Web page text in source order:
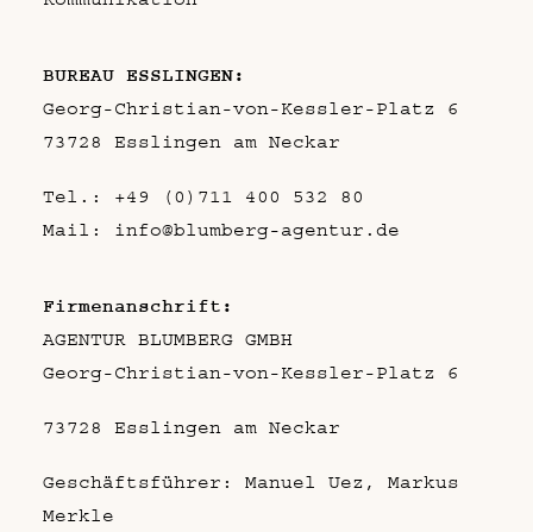
BUREAU ESSLINGEN:
Georg-Christian-von-Kessler-Platz 6
73728 Esslingen am Neckar
Tel.: +49 (0)711 400 532 80
Mail: info@blumberg-agentur.de
Firmenanschrift:
AGENTUR BLUMBERG GMBH
Georg-Christian-von-Kessler-Platz 6
73728 Esslingen am Neckar
Geschäftsführer: Manuel Uez, Markus
Merkle